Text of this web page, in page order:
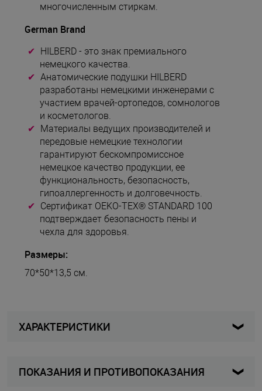
многочисленным стиркам.
German Brand
HILBERD - это знак премиального
немецкого качества.
Анатомические подушки HILBERD
разработаны немецкими инженерами с
участием врачей-ортопедов, сомнологов
и косметологов.
Материалы ведущих производителей и
передовые немецкие технологии
гарантируют бескомпромиссное
немецкое качество продукции, ее
функциональность, безопасность,
гипоаллергенность и долговечность.
Сертификат OEKO-TEX® STANDARD 100
подтверждает безопасность пены и
чехла для здоровья.
Размеры:
70*50*13,5 см.
ХАРАКТЕРИСТИКИ
Артикул PF-140302-N
ПОКАЗАНИЯ И ПРОТИВОПОКАЗАНИЯ